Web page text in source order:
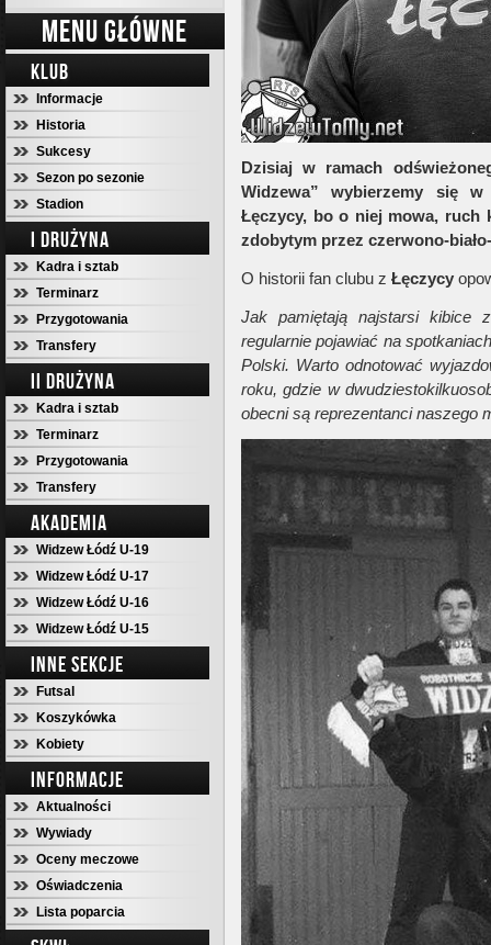
MENU GŁÓWNE
KLUB
Informacje
Historia
Sukcesy
Sezon po sezonie
Stadion
I DRUŻYNA
Kadra i sztab
Terminarz
Przygotowania
Transfery
II DRUŻYNA
Kadra i sztab
Terminarz
Przygotowania
Transfery
AKADEMIA
Widzew Łódź U-19
Widzew Łódź U-17
Widzew Łódź U-16
Widzew Łódź U-15
INNE SEKCJE
Futsal
Koszykówka
Kobiety
INFORMACJE
Aktualności
Wywiady
Oceny meczowe
Oświadczenia
Lista poparcia
Dzisiaj w ramach
Widzewa” wybierzemy się
Łęczycy, bo o niej mowa, ruch
zdobytym przez czerwono-
O historii fan clubu z Łęczycy
Jak pamiętają najstarsi kibice
regularnie pojawiać na
Polski. Warto odnotować
roku, gdzie w
obecni są reprezentanci naszego